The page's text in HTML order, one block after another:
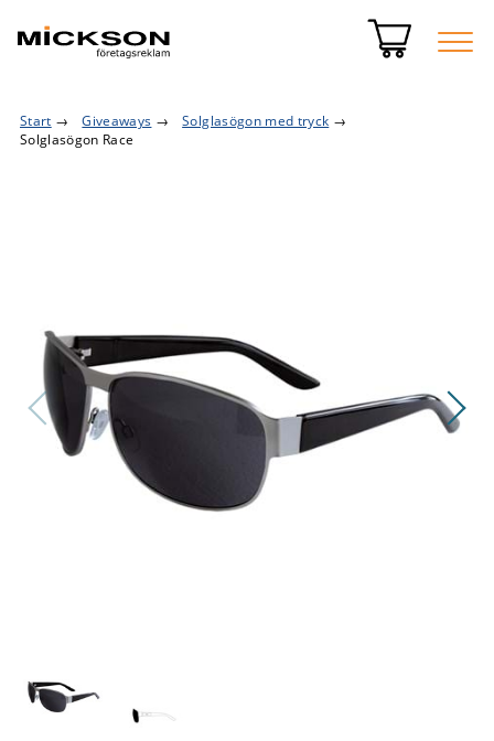
Start → Giveaways → Solglasögon med tryck →
Solglasögon Race